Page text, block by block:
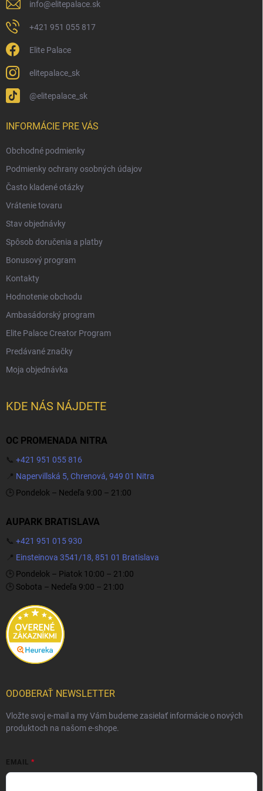
info@elitepalace.sk
+421 951 055 817
Elite Palace
elitepalace_sk
@elitepalace_sk
INFORMÁCIE PRE VÁS
Obchodné podmienky
Podmienky ochrany osobných údajov
Často kladené otázky
Vrátenie tovaru
Stav objednávky
Spôsob doručenia a platby
Bonusový program
Kontakty
Hodnotenie obchodu
Ambasádorský program
Elite Palace Creator Program
Predávané značky
Moja objednávka
KDE NÁS NÁJDETE
OC PROMENADA NITRA
📞 +421 951 055 816
📍 Napervillská 5, Chrenová, 949 01 Nitra
🕒 Pondelok – Nedeľa 9:00 – 21:00
AUPARK BRATISLAVA
📞 +421 951 015 930
📍 Einsteinova 3541/18, 851 01 Bratislava
🕒 Pondelok – Piatok 10:00 – 21:00
🕒 Sobota – Nedeľa 9:00 – 21:00
ODOBERAŤ NEWSLETTER
Vložte svoj e-mail a my Vám budeme zasielať informácie o nových
produktoch na našom e-shope.
EMAIL